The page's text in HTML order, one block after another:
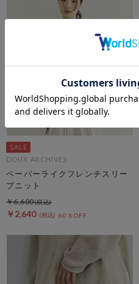
DOUX ARCHIVES
ペーパーライクフレンチスリー
ブニット
￥2,640 60％OFF
￥6,600